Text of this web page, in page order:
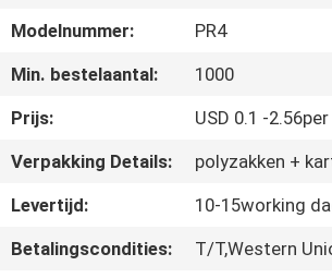
ONS
OP
NIEUWS
OFFERTE
AANVRAGEN
Modelnummer:
PR4
Min. bestelaantal:
1000
Prijs:
USD 0.1 -
Verpakking Details:
polyzakken +
Levertijd:
10-15working
Betalingscondities:
T/T,Western